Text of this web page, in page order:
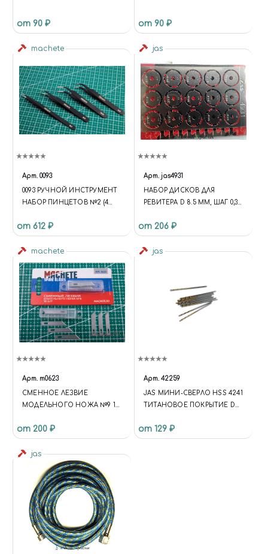
от 90 ₽ от 90 ₽
machete
Арт. 0093
0093 РУЧНОЙ ИНСТРУМЕНТ
НАБОР ПИНЦЕТОВ №2 (4
от 612 ₽
jas
Арт. jas4931
НАБОР ДИСКОВ ДЛЯ
РЕВИТЕРА D 8.5 ММ, ШАГ 0,35
от 206 ₽
machete
Арт. m0623
СМЕННОЕ ЛЕЗВИЕ
МОДЕЛЬНОГО НОЖА №9 10
от 200 ₽
jas
Арт. 42259
JAS МИНИ-СВЕРЛО HSS 4241
ТИТАНОВОЕ ПОКРЫТИЕ D
от 129 ₽
jas